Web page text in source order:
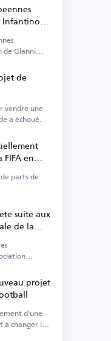
Infantino
FIFA
de Gianni
de
vendre une
a échoué.
en
parts de
suite aux
de la
projet
d'une
à changer le